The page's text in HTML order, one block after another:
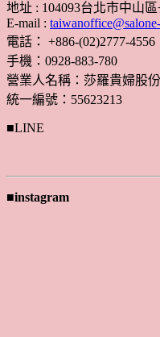
地址 : 104093台北市中山
E-mail :
電話： +886-(02)2777-4556
手機：0928-883-780
營業人名稱：莎羅貴婦股
統一編號：55623213
■LINE
■instagram